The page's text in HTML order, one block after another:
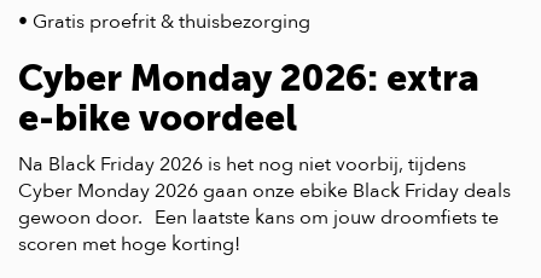
• Gratis proefrit & thuisbezorging
Cyber Monday 2026: extra
e-bike voordeel
Na Black Friday 2026 is het nog niet voorbij, tijdens
Cyber Monday 2026 gaan onze ebike Black Friday deals
gewoon door. Een laatste kans om jouw droomfiets te
scoren met hoge korting!